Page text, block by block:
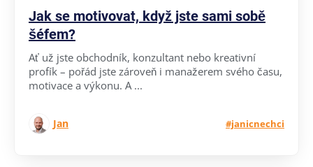
Jak se motivovat, když jste sami sobě
šéfem?
Ať už jste obchodník, konzultant nebo kreativní
profík – pořád jste zároveň i manažerem svého času,
motivace a výkonu. A ...
Jan #janicnechci